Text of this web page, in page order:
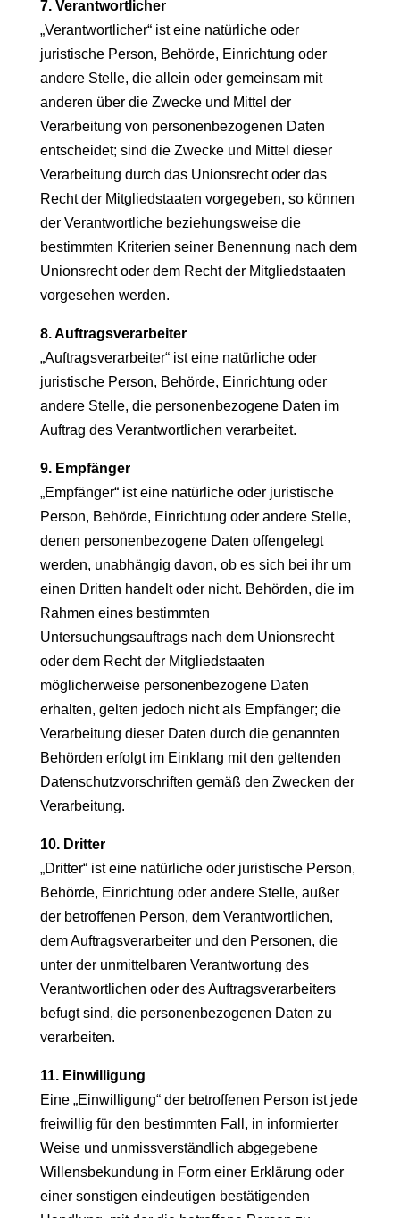
7. Verantwortlicher
„Verantwortlicher“ ist eine natürliche oder
juristische Person, Behörde, Einrichtung oder
andere Stelle, die allein oder gemeinsam mit
anderen über die Zwecke und Mittel der
Verarbeitung von personenbezogenen Daten
entscheidet; sind die Zwecke und Mittel dieser
Verarbeitung durch das Unionsrecht oder das
Recht der Mitgliedstaaten vorgegeben, so können
der Verantwortliche beziehungsweise die
bestimmten Kriterien seiner Benennung nach dem
Unionsrecht oder dem Recht der Mitgliedstaaten
vorgesehen werden.
8. Auftragsverarbeiter
„Auftragsverarbeiter“ ist eine natürliche oder
juristische Person, Behörde, Einrichtung oder
andere Stelle, die personenbezogene Daten im
Auftrag des Verantwortlichen verarbeitet.
9. Empfänger
„Empfänger“ ist eine natürliche oder juristische
Person, Behörde, Einrichtung oder andere Stelle,
denen personenbezogene Daten offengelegt
werden, unabhängig davon, ob es sich bei ihr um
einen Dritten handelt oder nicht. Behörden, die im
Rahmen eines bestimmten
Untersuchungsauftrags nach dem Unionsrecht
oder dem Recht der Mitgliedstaaten
möglicherweise personenbezogene Daten
erhalten, gelten jedoch nicht als Empfänger; die
Verarbeitung dieser Daten durch die genannten
Behörden erfolgt im Einklang mit den geltenden
Datenschutzvorschriften gemäß den Zwecken der
Verarbeitung.
10. Dritter
„Dritter“ ist eine natürliche oder juristische Person,
Behörde, Einrichtung oder andere Stelle, außer
der betroffenen Person, dem Verantwortlichen,
dem Auftragsverarbeiter und den Personen, die
unter der unmittelbaren Verantwortung des
Verantwortlichen oder des Auftragsverarbeiters
befugt sind, die personenbezogenen Daten zu
verarbeiten.
11. Einwilligung
Eine „Einwilligung“ der betroffenen Person ist jede
freiwillig für den bestimmten Fall, in informierter
Weise und unmissverständlich abgegebene
Willensbekundung in Form einer Erklärung oder
einer sonstigen eindeutigen bestätigenden